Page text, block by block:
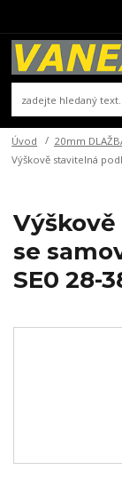
Úvod 20mm
Výškově stavitelná
se
SE0 28-